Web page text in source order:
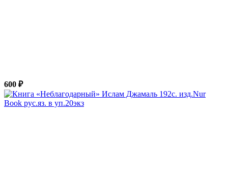
600 ₽